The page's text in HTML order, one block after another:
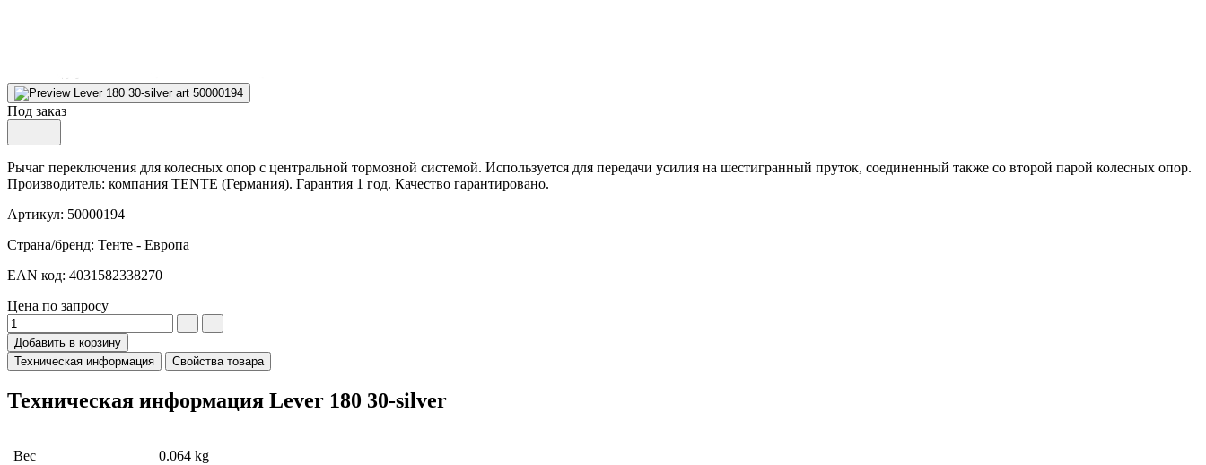
Под заказ
Рычаг переключения для колесных опор с центральной тормозной системой. Используется для передачи усилия на шестигранный пруток, соединенный также со второй парой колесных опор.
Производитель: компания TENTE (Германия). Гарантия 1 год. Качество гарантировано.
Артикул: 50000194
Страна/бренд: Тенте - Европа
EAN код: 4031582338270
Цена по запросу
Добавить в корзину
Техническая информация
Свойства товара
Техническая информация Lever 180 30-silver
Вес 0.064 kg